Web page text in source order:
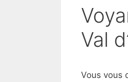
Val
Vous vous